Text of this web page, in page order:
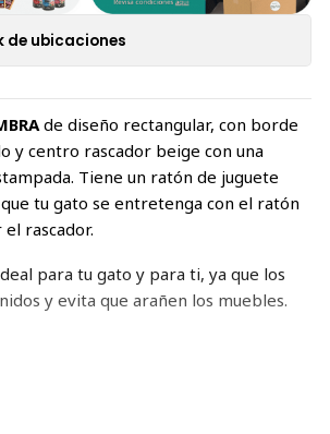
de ubicaciones
de diseño rectangular, con borde
y centro rascador beige con una
Tiene un ratón de juguete
tu gato se entretenga con el ratón
rascador.
para tu gato y para ti, ya que los
y evita que arañen los muebles.